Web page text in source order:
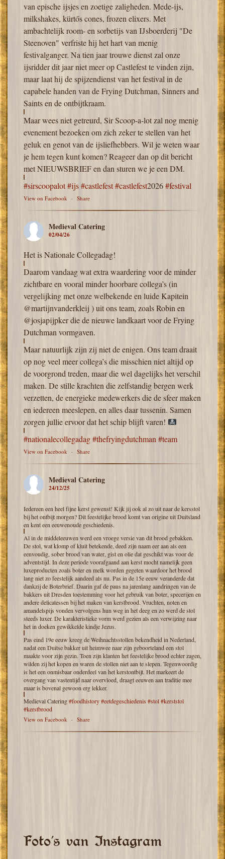
van epische ijsjes en zoetige zaligheden. Mede-ijs,
milkshakes, kürtős cones, frozen elixers. Met
ambachtelijk room- en sorbetijs van IJsboerderij "De
Steenoven" verfriste hij het hart van menig
festivalganger. Na tien jaar trouwe dienst zal onze
ijsridder dit jaar niet meer op Castlefest te vinden zijn,
maar laat hij de spijzendienst van het festival in de
capabele handen van de Frying Dutchman, Sinners and
Saints en de ontbijtkraam.
Maar wees niet getreurd, Sir Scoop-a-lot zal nog menig
evenement bezoeken om zich zeker te stellen van het
geluk en genot van de ijsliefhebbers. Wil je weten waar
je hem tegen kunt komen? Reageer dan op dit bericht
met NIEUWSBRIEF en dan sturen we je een DM.
#sirscoopalot#ijs#castlefest#castlefest2026#festival
View on Facebook · Share
Medieval Catering
02/04/26
Het is Nationale Collegadag!
Daarom vandaag wat extra waardering voor de minder
zichtbare en vooral minder hoorbare collega’s (in
vergelijking met onze welbekende en luide Kapitein
@martijnvanderkleij ) uit ons team, zoals Robin en
@josjapijpker die de nieuwe landkaart voor de Frying
Dutchman vormgaven.
Maar natuurlijk zijn zij niet de enigen. Ons team draait
op nog veel meer collega’s die misschien niet altijd op
de voorgrond treden, maar die wel dagelijks het verschil
maken. De stille krachten die zelfstandig bergen werk
verzetten, de energieke medewerkers die de sfeer maken
en iedereen meeslepen, en alles daar tussenin. Samen
zorgen jullie ervoor dat het schip blijft varen!
#nationalecollegadag#thefryingdutchman #team
View on Facebook · Share
Medieval Catering
24/12/25
Iedereen een heel fijne kerst gewenst! Kijk jij ook al zo uit naar de kersstol
bij het ontbijt morgen? Dit feestelijke brood komt van origine uit Duitsland
en kent een eeuwenoude geschiedenis.
Al in de middeleeuwen werd een vroege versie van dit brood gebakken.
De stol, wat klomp of kluit betekende, deed zijn naam eer aan als een
eenvoudig, sober brood van water, gist en olie dat geschikt was voor de
adventstijd. In deze periode voorafgaand aan kerst mocht namelijk geen
luxeproducten zoals boter en melk worden gegeten waardoor het brood
lang niet zo feestelijk aandeed als nu. Pas in de 15e eeuw veranderde dat
dankzij de Boterbrief. Daarin gaf de paus na jarenlang aandringen van de
bakkers uit Dresden toestemming voor het gebruik van boter, specerijen en
andere delicatessen bij het maken van kerstbrood. Vruchten, noten en
amandelspijs vonden vervolgens hun weg in het deeg en zo werd de stol
steeds luxer. De karakteristieke vorm werd gezien als een verwijzing naar
het in doeken gewikkelde kindje Jezus.
Pas eind 19e eeuw kreeg de Weihnachtsstollen bekendheid in Nederland,
nadat een Duitse bakker uit heimwee naar zijn geboorteland een stol
maakte voor zijn gezin. Toen zijn klanten het feestelijke brood echter zagen,
wilden zij het kopen en waren de stollen niet aan te slepen. Tegenwoordig
is het een onmisbaar onderdeel van het kerstontbijt. Het markeert de
overgang van vastentijd naar overvloed, draagt eeuwen aan traditie mee
maar is bovenal gewoon erg lekker.
Medieval Catering#foodhistory#eetdegeschiedenis #stol#kerststol
#kerstbrood
View on Facebook · Share
Foto’s van Instagram